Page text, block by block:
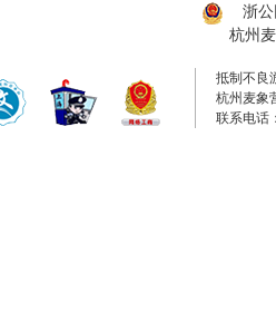
浙公
杭州
抵制不良
杭州麦象
联系电话